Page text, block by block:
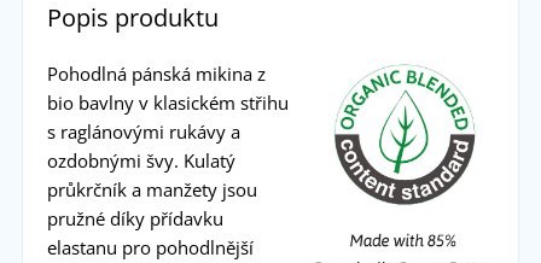
Popis produktu
Pohodlná pánská mikina z
bio bavlny v klasickém střihu
s raglánovými rukávy a
ozdobnými švy. Kulatý
průkrčník a manžety jsou
pružné díky přídavku
elastanu pro pohodlnější